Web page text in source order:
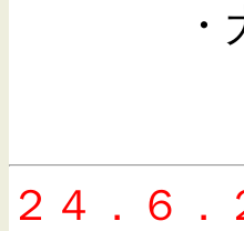
・大い
２４．６